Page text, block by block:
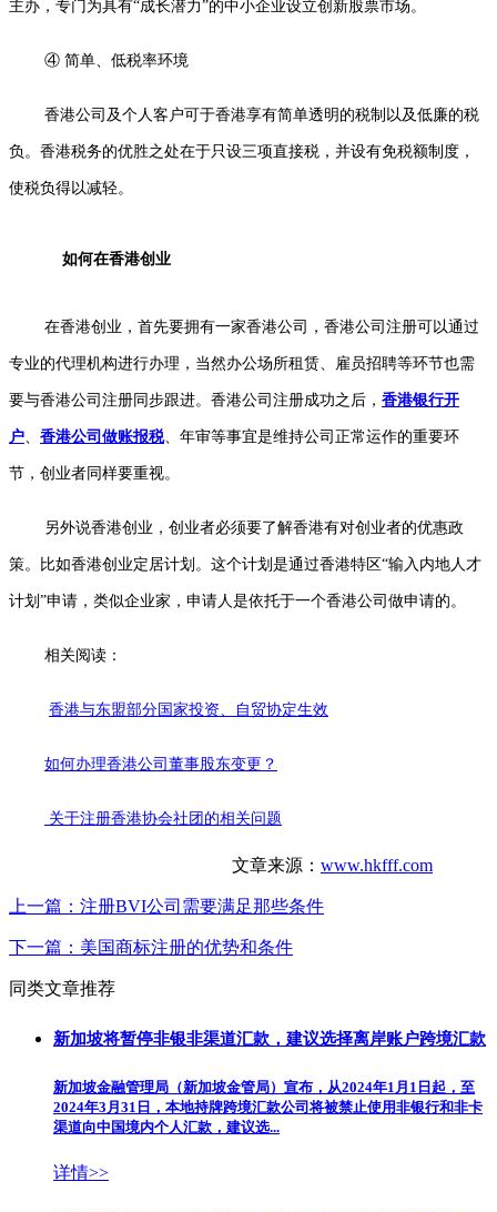
主办，专门为具有“成长潜力”的中小企业设立创新股票市场。
④ 简单、低税率环境
香港公司及个人客户可于香港享有简单透明的税制以及低廉的税
负。香港税务的优胜之处在于只设三项直接税，并设有免税额制度，
使税负得以减轻。
如何在香港创业
在香港创业，首先要拥有一家香港公司，香港公司注册可以通过
专业的代理机构进行办理，当然办公场所租赁、雇员招聘等环节也需
要与香港公司注册同步跟进。香港公司注册成功之后， 香港银行开
户 香港公司做账报税、年审等事宜是维持公司正常运作的重要环
节，创业者同样要重视。
另外说香港创业，创业者必须要了解香港有对创业者的优惠政
策。比如香港创业定居计划。这个计划是通过香港特区“输入内地人才
计划”申请，类似企业家，申请人是依托于一个香港公司做申请的。
相关阅读：
香港与东盟部分国家投资、自贸协定生效
如何办理香港公司董事股东变更？
关于注册香港协会社团的相关问题
文章来源： www.hkfff.com
上一篇： 注册BVI公司需要满足那些条件
下一篇： 美国商标注册的优势和条件
同类文章推荐
新加坡将暂停非银非渠道汇款，建议选择离岸账户跨境汇款
新加坡金融管理局（新加坡金管局）宣布，从2024年1月1日起，至
2024年3月31日，本地持牌跨境汇款公司将被禁止使用非银行和非卡
渠道向中国境内个人汇款，建议选...
详情>>